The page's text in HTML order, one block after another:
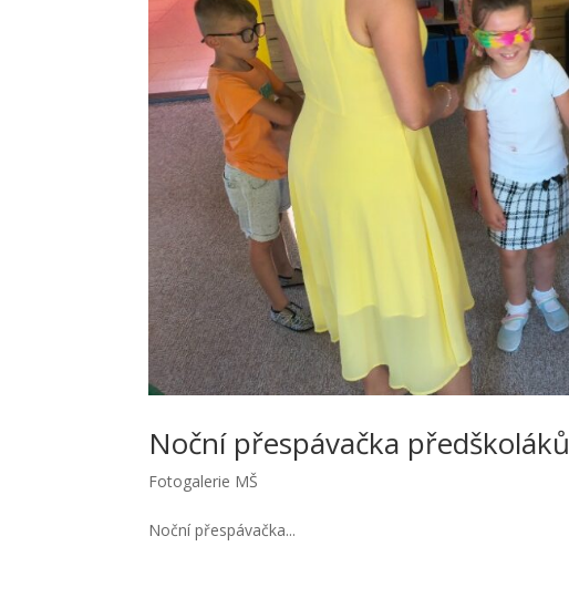
Noční přespávačka předškoláků
Fotogalerie MŠ
Noční přespávačka...